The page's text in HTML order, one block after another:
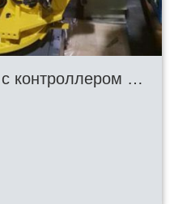
FANUC R2000iB 165F с контроллером R30iA